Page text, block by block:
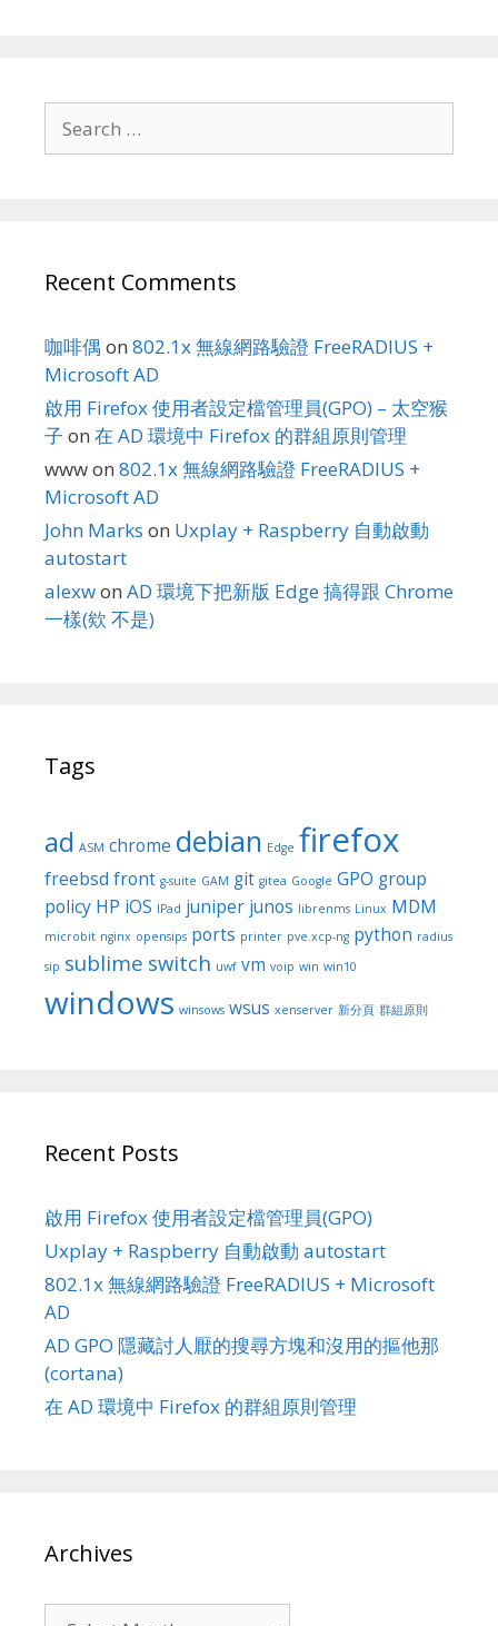
for:
Recent Comments
咖啡偶 on 802.1x 無線網路驗證 FreeRADIUS +
Microsoft AD
啟用 Firefox 使用者設定檔管理員(GPO) – 太空猴
子 on 在 AD 環境中 Firefox 的群組原則管理
wwwon 802.1x 無線網路驗證 FreeRADIUS +
Microsoft AD
John Marks on Uxplay + Raspberry 自動啟動
autostart
alexwon AD 環境下把新版 Edge 搞得跟 Chrome
一樣(欸 不是)
Tags
ad ASM chrome debian Edge firefox
freebsd front g-suite GAM git gitea Google GPO group
policy HP iOS IPad juniper junos librenms Linux MDM
microbit nginx opensips ports printer pve.xcp-ng python radius
sip sublime switch uwf vm voip win win10
windows winsows wsus xenserver 新分頁 群組原則
Recent Posts
啟用 Firefox 使用者設定檔管理員(GPO)
Uxplay + Raspberry 自動啟動 autostart
802.1x 無線網路驗證 FreeRADIUS + Microsoft
AD
AD GPO 隱藏討人厭的搜尋方塊和沒用的摳他那
(cortana)
在 AD 環境中 Firefox 的群組原則管理
Archives